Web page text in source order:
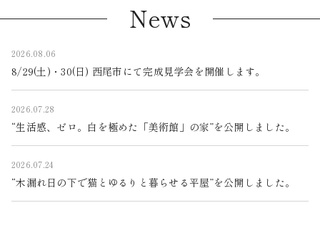
News
2026.08.06
8/29(土)・30(日) 西尾市にて完成見学会を開催します。
2026.07.28
“生活感、ゼロ。白を極めた「美術館」の家”を公開しました。
2026.07.24
“木漏れ日の下で猫とゆるりと暮らせる平屋”を公開しました。